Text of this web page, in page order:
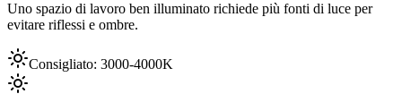
Uno spazio di lavoro ben illuminato richiede più fonti di luce per
evitare riflessi e ombre.
Consigliato: 3000-4000K